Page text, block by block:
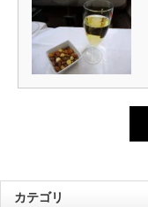
カテゴリ